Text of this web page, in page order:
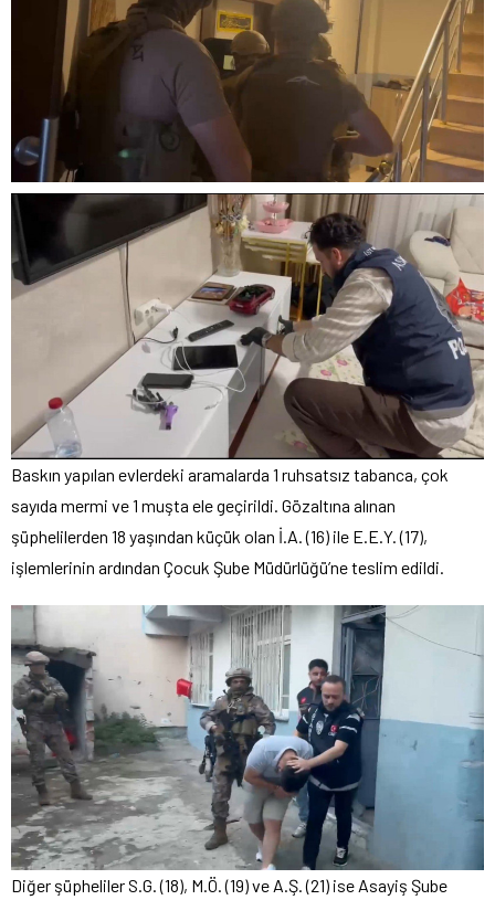
Baskın yapılan evlerdeki aramalarda 1 ruhsatsız tabanca, çok
sayıda mermi ve 1 muşta ele geçirildi. Gözaltına alınan
şüphelilerden 18 yaşından küçük olan İ.A. (16) ile E.E.Y. (17),
işlemlerinin ardından Çocuk Şube Müdürlüğü’ne teslim edildi.
Diğer şüpheliler S.G. (18), M.Ö. (19) ve A.Ş. (21) ise Asayiş Şube